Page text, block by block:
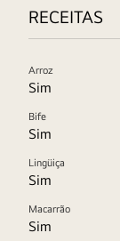
RECEITAS
Arroz
Sim
Bife
Sim
Lingüiça
Sim
Macarrão
Sim